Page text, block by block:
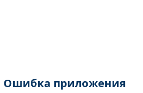
Ошибка приложения